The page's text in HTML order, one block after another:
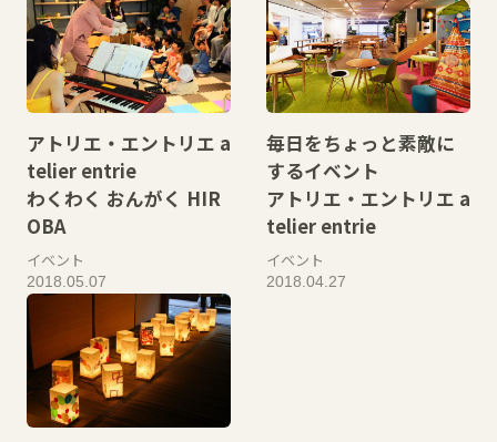
アトリエ・エントリエ a
telier entrie
わくわく おんがく HIR
OBA
2018.05.07
イベント
毎日をちょっと素敵に
するイベント
アトリエ・エントリエ a
telier entrie
2018.04.27
イベント